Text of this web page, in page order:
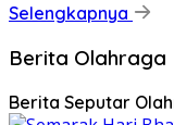
Selengkapnya
Berita Olahraga
Berita Seputar